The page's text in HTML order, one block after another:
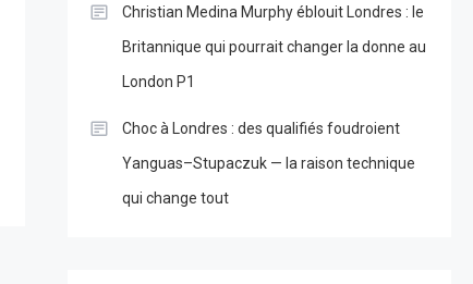
Christian Medina Murphy éblouit Londres : le
Britannique qui pourrait changer la donne au
London P1
Choc à Londres : des qualifiés foudroient
Yanguas–Stupaczuk — la raison technique
qui change tout